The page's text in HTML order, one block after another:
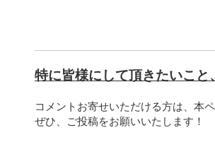
特に皆様にして頂きたいこ
コメントお寄せいただける方は、本
ぜひ、ご投稿をお願いいたします！